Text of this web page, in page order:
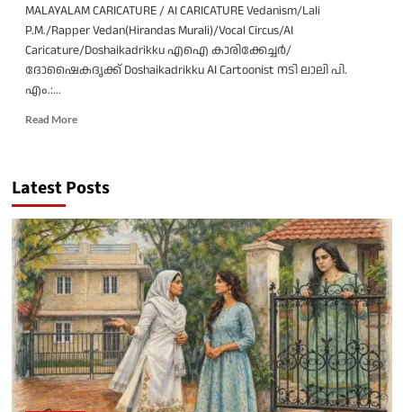
MALAYALAM CARICATURE / AI CARICATURE Vedanism/Lali
P.M./Rapper Vedan(Hirandas Murali)/Vocal Circus/AI
Caricature/Doshaikadrikku എഐ കാരിക്കേച്ചർ/
ദോഷൈകദൃക്ക് Doshaikadrikku AI Cartoonist നടി ലാലി പി.
എം.:...
Read MoreRead
ലാലി.
എം./
റാപ്പർ
വേടൻ(ഹിരൺദാസ്
മുരളി)/
വോക്കൽ
സർക്കസ്
Latest Posts